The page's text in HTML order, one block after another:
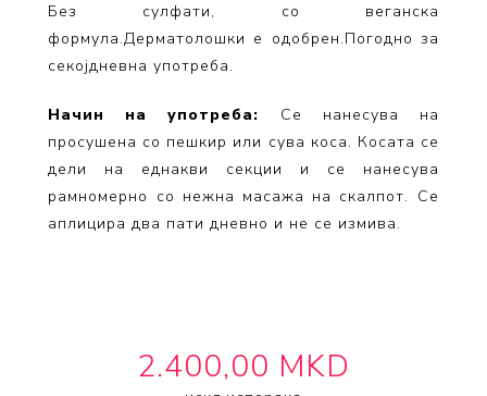
Без сулфати, со веганска
формула.Дерматолошки е одобрен.Погодно за
секојдневна употреба.
Начин на употреба: Се нанесува на
просушена со пешкир или сува коса. Косата се
дели на еднакви секции и се нанесува
рамномерно со нежна масажа на скалпот. Се
аплицира два пати дневно и не се измива.
2.400,00 MKD